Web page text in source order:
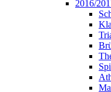
2016/